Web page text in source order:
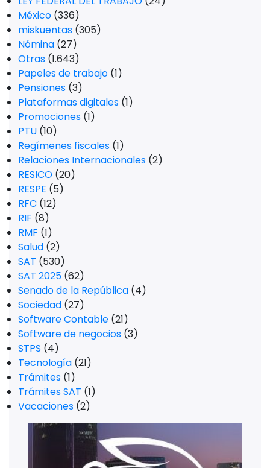
México (336)
miskuentas (305)
Nómina (27)
Otras (1.643)
Papeles de trabajo (1)
Pensiones (3)
Plataformas digitales (1)
Promociones (1)
PTU (10)
Regímenes fiscales (1)
Relaciones Internacionales (2)
RESICO (20)
RESPE (5)
RFC (12)
RIF (8)
RMF (1)
Salud (2)
SAT (530)
SAT 2025 (62)
Senado de la República (4)
Sociedad (27)
Software Contable (21)
Software de negocios (3)
STPS (4)
Tecnología (21)
Trámites (1)
Trámites SAT (1)
Vacaciones (2)